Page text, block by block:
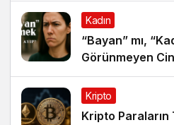
Kadın
“Bayan” mı,
Görünmeyen
Kripto
Kripto Paraların